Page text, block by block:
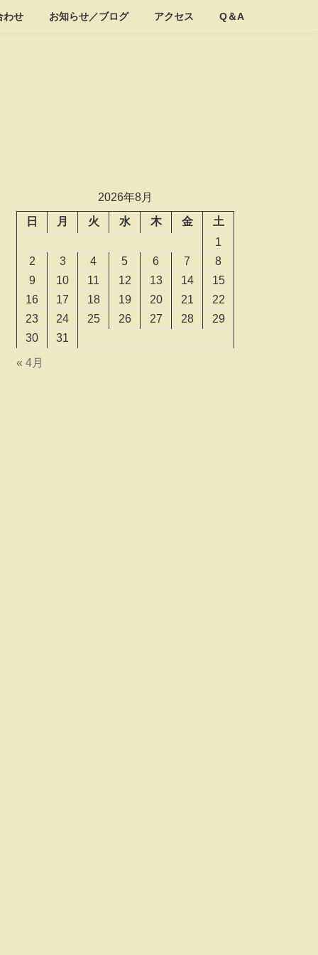
わせ お知らせ／ブログ アクセス Q＆A
2026年8月
日
月 火 水 木 金
土
1
2
3 4 5 6 7
8
9
10 11 12 13 14
15
16
17 18 19 20 21
22
23
24 25 26 27 28
29
30
31
« 4月